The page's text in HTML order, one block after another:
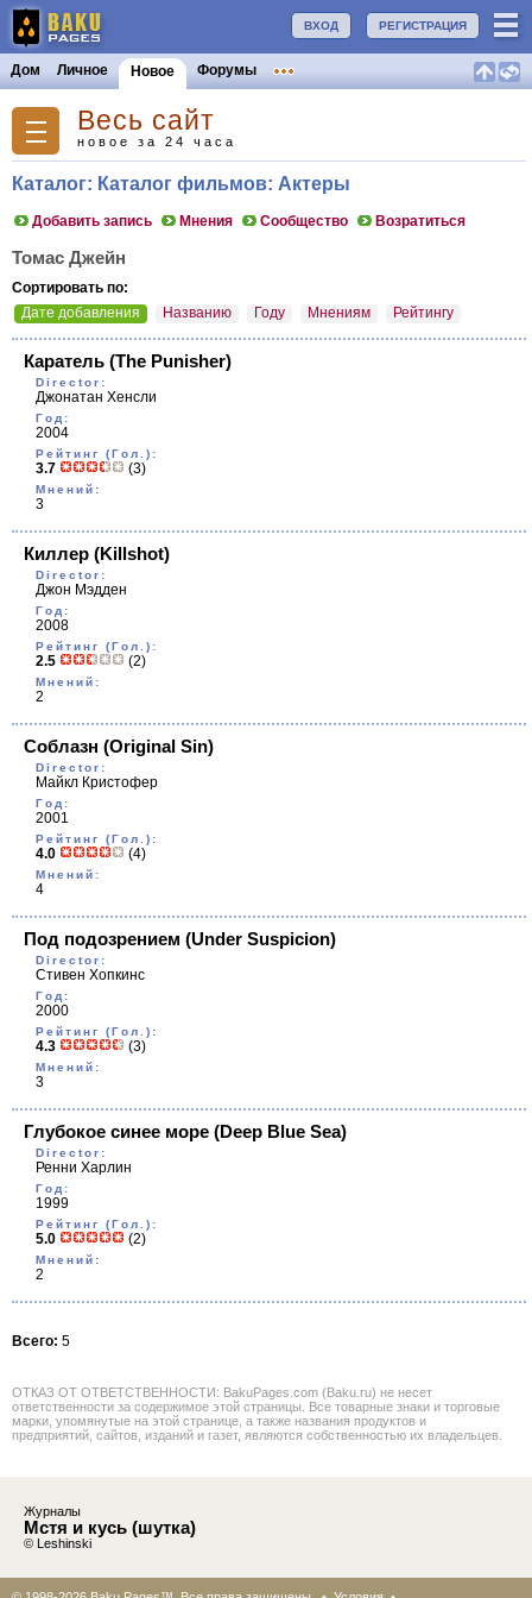
РЕГИСТРАЦИЯ
ВХОД
Дом Личное Новое Форумы
Весь сайт
новое за 24 часа
Каталог: Каталог фильмов: Актеры
Добавить запись Мнения Сообщество Возратиться
Томас Джейн
Сортировать по:
Дате добавления
Названию Году Мнениям Рейтингу
Каратель (The Punisher)
Director:
Джонатан Хенсли
Год:
2004
Рейтинг (Гол.):
3.7 (3)
Мнений:
3
Киллер (Killshot)
Director:
Джон Мэдден
Год:
2008
Рейтинг (Гол.):
2.5 (2)
Мнений:
2
Соблазн (Original Sin)
Director:
Майкл Кристофер
Год:
2001
Рейтинг (Гол.):
4.0 (4)
Мнений:
4
Под подозрением (Under Suspicion)
Director:
Стивен Хопкинс
Год:
2000
Рейтинг (Гол.):
4.3 (3)
Мнений:
3
Глубокое синее море (Deep Blue Sea)
Director:
Ренни Харлин
Год:
1999
Рейтинг (Гол.):
5.0 (2)
Мнений:
2
Всего: 5
ОТКАЗ ОТ ОТВЕТСТВЕННОСТИ: BakuPages.com (Baku.ru) не несет
ответственности за содержимое этой страницы. Все товарные знаки и торговые
марки, упомянутые на этой странице, а также названия продуктов и
предприятий, сайтов, изданий и газет, являются собственностью их владельцев.
Журналы
Мстя и кусь (шутка)
© Leshinski